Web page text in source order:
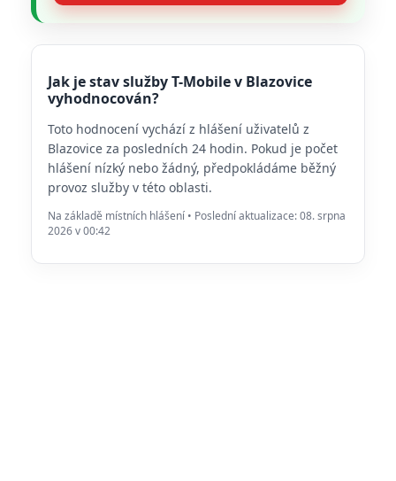
Jak je stav služby T-Mobile v Blazovice
vyhodnocován?
Toto hodnocení vychází z hlášení uživatelů z
Blazovice za posledních 24 hodin. Pokud je počet
hlášení nízký nebo žádný, předpokládáme běžný
provoz služby v této oblasti.
Na základě místních hlášení • Poslední aktualizace: 08. srpna
2026 v 00:42